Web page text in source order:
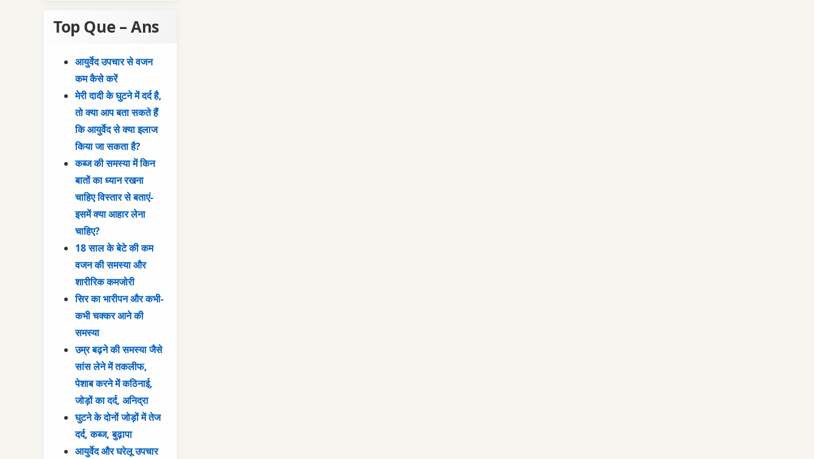
Top Que – Ans
आयुर्वेद उपचार से वजन
कम कैसे करें
मेरी दादी के घुटने में दर्द है,
तो क्या आप बता सकते हैं
कि आयुर्वेद से क्या इलाज
किया जा सकता है?
कब्ज की समस्या में किन
बातों का ध्यान रखना
चाहिए विस्तार से बताएं-
इसमें क्या आहार लेना
चाहिए?
18 साल के बेटे की कम
वजन की समस्या और
शारीरिक कमजोरी
सिर का भारीपन और कभी-
कभी चक्कर आने की
समस्या
उम्र बढ़ने की समस्या जैसे
सांस लेने में तकलीफ,
पेशाब करने में कठिनाई,
जोड़ों का दर्द, अनिद्रा
घुटने के दोनों जोड़ों में तेज
दर्द, कब्ज, बुढ़ापा
आयुर्वेद और घरेलू उपचार